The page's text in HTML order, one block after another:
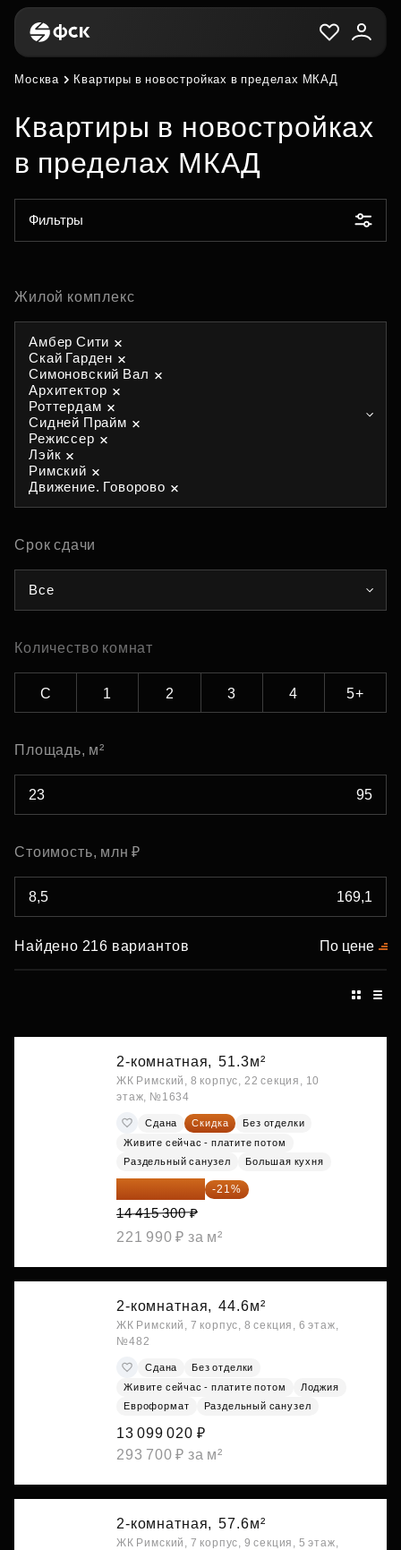
Москва Квартиры в новостройках в пределах МКАД
Квартиры в новостройках
в пределах МКАД
Фильтры
Жилой комплекс
Амбер Сити
Скай Гарден
Симоновский Вал
Архитектор
Роттердам
Сидней Прайм
Режиссер
Лэйк
Римский
Движение. Говорово
Срок сдачи
Все
Количество комнат
С 1 2 3 4 5+
Площадь, м²
Стоимость, млн ₽
Найдено 216 вариантов По цене
2-комнатная, 51.3м²
ЖК Римский, 8 корпус, 22 секция, 10
этаж, №1634
Сдана Скидка
Без отделки
Живите сейчас - платите потом
Раздельный санузел
Большая кухня
11 388 087 ₽ -21%
14 415 300 ₽
221 990 ₽ за м²
2-комнатная, 44.6м²
ЖК Римский, 7 корпус, 8 секция, 6 этаж,
№482
Сдана
Без отделки
Живите сейчас - платите потом
Лоджия
Евроформат
Раздельный санузел
13 099 020 ₽
293 700 ₽ за м²
2-комнатная, 57.6м²
ЖК Римский, 7 корпус, 9 секция, 5 этаж,